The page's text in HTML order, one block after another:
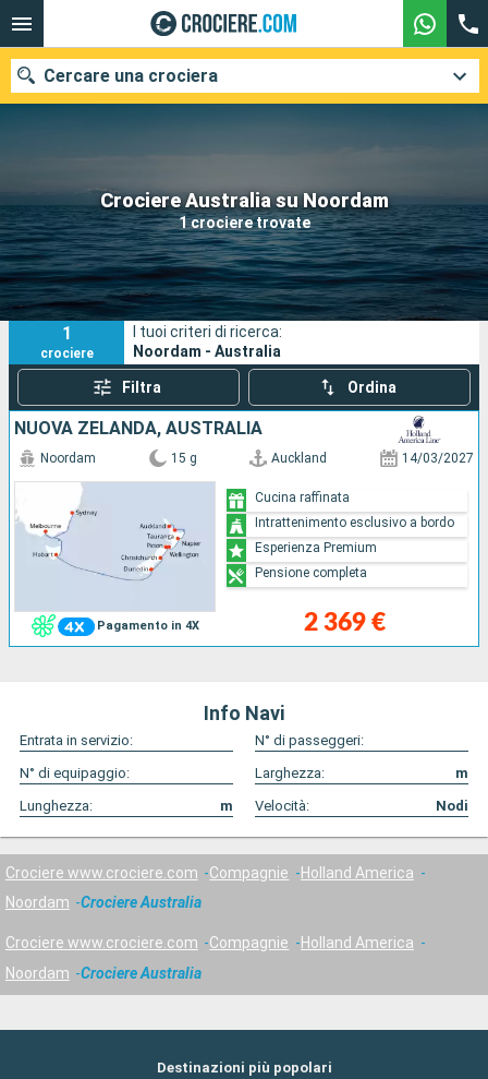
Crociere Australia su Noordam
1 crociere trovate
Cercare una crociera
Le nostre destinazioni
Mesi di partenza
Porti Compagnie
Ricerca
1
crociere
I tuoi criteri di ricerca:
Noordam - Australia
Filtra Ordina
NUOVA ZELANDA, AUSTRALIA
Pagamento in 4X
Noordam 15 g Auckland 14/03/2027
2 369 €
Cucina raffinata
Intrattenimento esclusivo a bordo
Esperienza Premium
Pensione completa
Info Navi
Entrata in servizio:
N° di passeggeri:
N° di equipaggio:
Larghezza:
m
Lunghezza:
m Velocità: Nodi
Crociere www.crociere.com Compagnie
Holland America
Noordam
Crociere Australia
Crociere www.crociere.com Compagnie
Holland America
Noordam
Crociere Australia
Destinazioni più popolari